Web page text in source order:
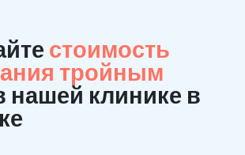
стоимость
тройным
нашей клинике в